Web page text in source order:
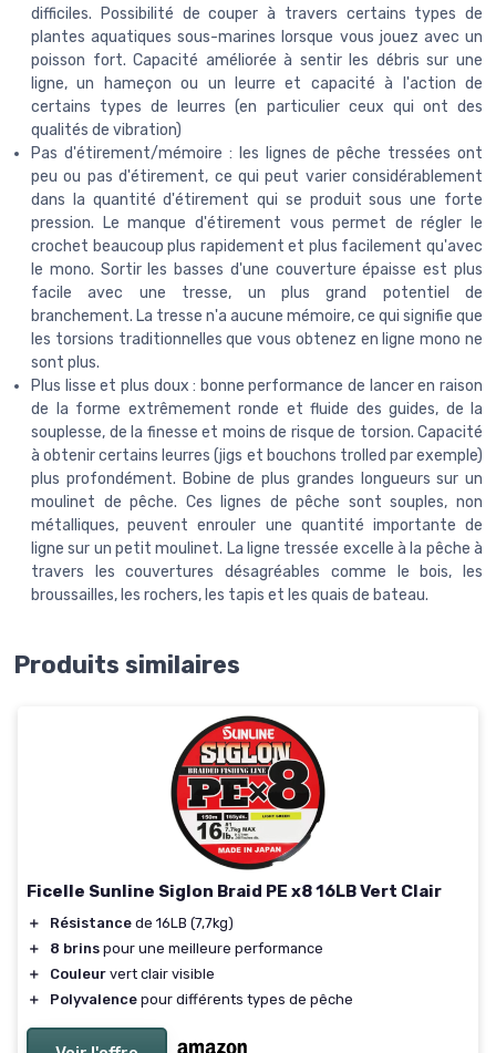
difficiles. Possibilité de couper à travers certains types de
plantes aquatiques sous-marines lorsque vous jouez avec un
poisson fort. Capacité améliorée à sentir les débris sur une
ligne, un hameçon ou un leurre et capacité à l'action de
certains types de leurres (en particulier ceux qui ont des
qualités de vibration)
Pas d'étirement/mémoire : les lignes de pêche tressées ont
peu ou pas d'étirement, ce qui peut varier considérablement
dans la quantité d'étirement qui se produit sous une forte
pression. Le manque d'étirement vous permet de régler le
crochet beaucoup plus rapidement et plus facilement qu'avec
le mono. Sortir les basses d'une couverture épaisse est plus
facile avec une tresse, un plus grand potentiel de
branchement. La tresse n'a aucune mémoire, ce qui signifie que
les torsions traditionnelles que vous obtenez en ligne mono ne
sont plus.
Plus lisse et plus doux : bonne performance de lancer en raison
de la forme extrêmement ronde et fluide des guides, de la
souplesse, de la finesse et moins de risque de torsion. Capacité
à obtenir certains leurres (jigs et bouchons trolled par exemple)
plus profondément. Bobine de plus grandes longueurs sur un
moulinet de pêche. Ces lignes de pêche sont souples, non
métalliques, peuvent enrouler une quantité importante de
ligne sur un petit moulinet. La ligne tressée excelle à la pêche à
travers les couvertures désagréables comme le bois, les
broussailles, les rochers, les tapis et les quais de bateau.
Produits similaires
Ficelle Sunline Siglon Braid PE x8 16LB Vert Clair
＋ Résistance de 16LB (7,7kg)
＋
8 brins pour une meilleure performance
＋
Couleur vert clair visible
＋
Polyvalence pour différents types de pêche